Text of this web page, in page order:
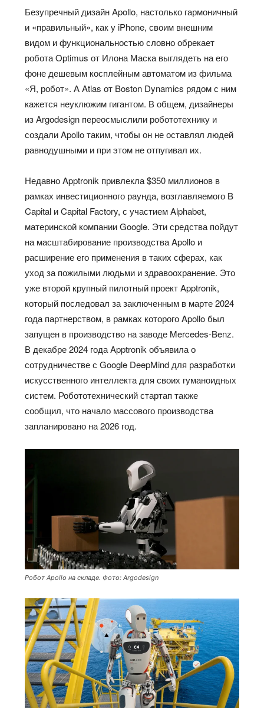
Безупречный дизайн Apollo, настолько гармоничный
и «правильный», как у iPhone, своим внешним
видом и функциональностью словно обрекает
робота Optimus от Илона Маска выглядеть на его
фоне дешевым косплейным автоматом из фильма
«Я, робот». А Atlas от Boston Dynamics рядом с ним
кажется неуклюжим гигантом. В общем, дизайнеры
из Argodesign переосмыслили робототехнику и
создали Apollo таким, чтобы он не оставлял людей
равнодушными и при этом не отпугивал их.
Недавно Apptronik привлекла $350 миллионов в
рамках инвестиционного раунда, возглавляемого B
Capital и Capital Factory, с участием Alphabet,
материнской компании Google. Эти средства пойдут
на масштабирование производства Apollo и
расширение его применения в таких сферах, как
уход за пожилыми людьми и здравоохранение. Это
уже второй крупный пилотный проект Apptronik,
который последовал за заключенным в марте 2024
года партнерством, в рамках которого Apollo был
запущен в производство на заводе Mercedes-Benz.
В декабре 2024 года Apptronik объявила о
сотрудничестве с Google DeepMind для разработки
искусственного интеллекта для своих гуманоидных
систем. Робототехнический стартап также
сообщил, что начало массового производства
запланировано на 2026 год.
Робот Apollo на складе. Фото: Argodesign